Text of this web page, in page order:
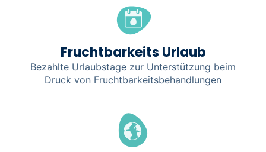
Fruchtbarkeits Urlaub
Bezahlte Urlaubstage zur Unterstützung beim
Druck von Fruchtbarkeitsbehandlungen